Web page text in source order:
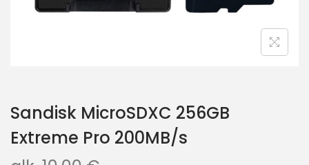
Sandisk MicroSDXC 256GB
Extreme Pro 200MB/s